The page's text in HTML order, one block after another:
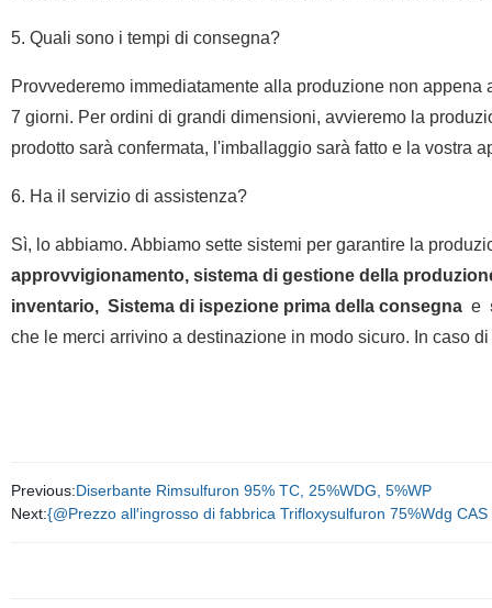
5. Quali sono i tempi di consegna?
Provvederemo immediatamente alla produzione non
7 giorni. Per ordini di grandi dimensioni, avvieremo la
prodotto sarà confermata, l'imballaggio sarà fatto e la vostra
6. Ha il servizio di assistenza?
Sì, lo abbiamo. Abbiamo sette sistemi per garantire la
approvvigionamento, sistema di gestione della
inventario, Sistema di ispezione prima della consegna e
che le merci arrivino a destinazione in modo sicuro. In caso
Previous:Diserbante Rimsulfuron 95% TC, 25%WDG, 5%WP
Next:{@Prezzo all′ingrosso di fabbrica Trifloxysulfuron 75%Wdg